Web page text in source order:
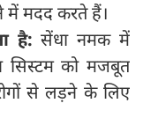
में मदद करते हैं।
है: सेंधा नमक में
सिस्टम को मजबूत
से लड़ने के लिए